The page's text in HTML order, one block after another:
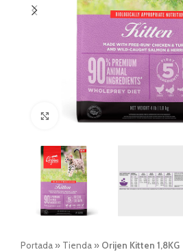
Click to enlarge
Portada » Tienda » Orijen Kitten 1,8KG